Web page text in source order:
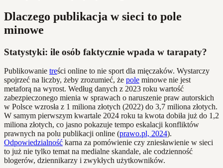
Dlaczego publikacja w sieci to pole
minowe
Statystyki: ile osób faktycznie wpada w tarapaty?
Publikowanie treści online to nie sport dla mięczaków. Wystarczy
spojrzeć na liczby, żeby zrozumieć, że pole minowe nie jest
metaforą na wyrost. Według danych z 2023 roku wartość
zabezpieczonego mienia w sprawach o naruszenie praw autorskich
w Polsce wzrosła z 1 miliona złotych (2022) do 3,7 miliona złotych.
W samym pierwszym kwartale 2024 roku ta kwota dobiła już do 1,2
miliona złotych, co jasno pokazuje tempo eskalacji konfliktów
prawnych na polu publikacji online (prawo.pl, 2024).
Odpowiedzialność karna za pomówienie czy zniesławienie w sieci
to już nie tylko temat na medialne skandale, ale codzienność
blogerów, dziennikarzy i zwykłych użytkowników.